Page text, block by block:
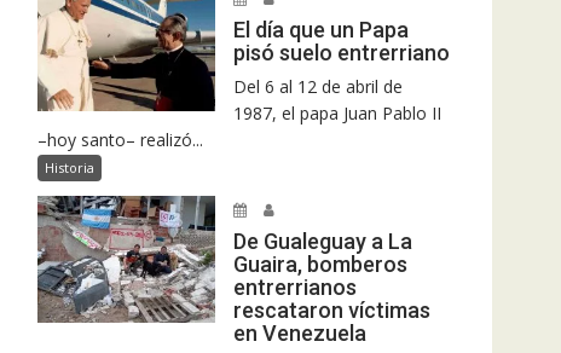
El día que un Papa
pisó suelo entrerriano
Del 6 al 12 de abril de
1987, el papa Juan Pablo II
–hoy santo– realizó...
Historia
De Gualeguay a La
Guaira, bomberos
entrerrianos
rescataron víctimas
en Venezuela